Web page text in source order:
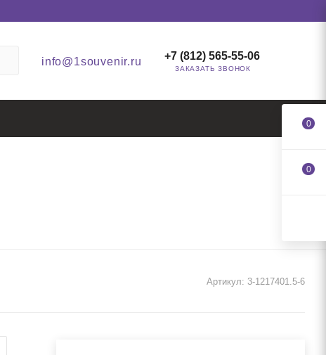
info@1souvenir.ru +7 (812) 565-55-06
ЗАКАЗАТЬ ЗВОНОК
Артикул: 3-1217401.5-6
0
0